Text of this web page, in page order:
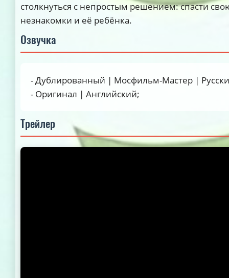
столкнуться с непростым решением: спасти
незнакомки и её ребёнка.
Озвучка
- Дублированный | Мосфильм-Мастер |
- Оригинал | Английский;
Трейлер